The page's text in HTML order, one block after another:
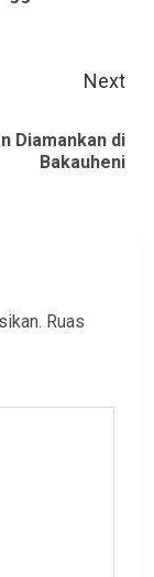
Next
Diamankan di
Bakauheni
Ruas